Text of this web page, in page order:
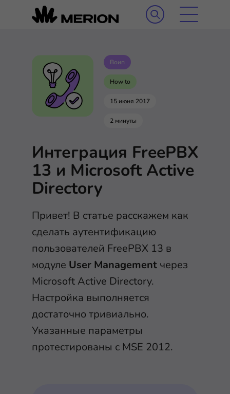
Воип
How to
15 июня 2017
2 минуты
Интеграция FreePBX
13 и Microsoft Active
Directory
Привет! В статье расскажем как
сделать аутентификацию
пользователей FreePBX 13 в
модуле User Management через
Microsoft Active Directory.
Настройка выполняется
достаточно тривиально.
Указанные параметры
протестированы с MSE 2012.